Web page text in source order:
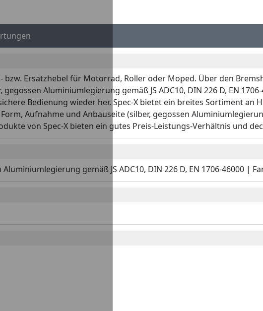
bzw. Ersatzhebel für Motorrad, Roller oder Moped. Über den
Aluminiumlegierung gemäß JS ADC10, DIN 226 D, EN
Bedienung wieder her. Spec-X bietet ein breites Sortiment an
Aufnahme und Anbauseite (silber, gegossen
von Spec-X bieten ein gutes Preis-Leistungs-Verhältnis und
gemäß JS ADC10, DIN 226 D, EN 1706-46000 |